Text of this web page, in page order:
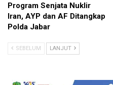
Program Senjata Nuklir
Iran, AYP dan AF Ditangkap
Polda Jabar
SEBELUM LANJUT